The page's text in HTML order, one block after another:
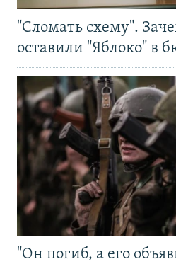
"Сломать схему".
оставили "Яблоко" в
"Он погиб, а его